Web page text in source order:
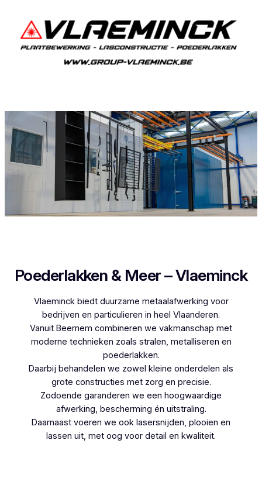
Poederlakken & Meer – Vlaeminck
Vlaeminck biedt duurzame metaalafwerking voor
bedrijven en particulieren in heel Vlaanderen.
Vanuit Beernem combineren we vakmanschap met
moderne technieken zoals stralen, metalliseren en
poederlakken.
Daarbij behandelen we zowel kleine onderdelen als
grote constructies met zorg en precisie.
Zodoende garanderen we een hoogwaardige
afwerking, bescherming én uitstraling.
Daarnaast voeren we ook lasersnijden, plooien en
lassen uit, met oog voor detail en kwaliteit.